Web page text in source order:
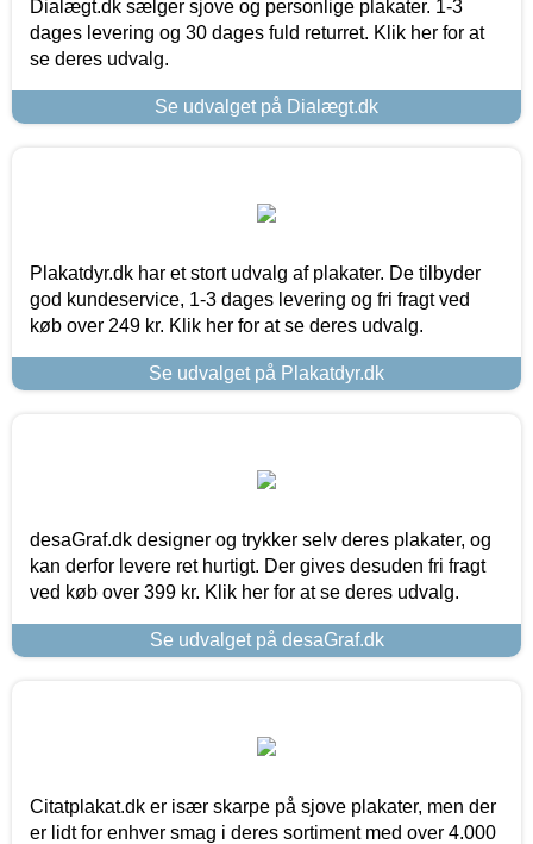
Dialægt.dk sælger sjove og personlige plakater. 1-3
dages levering og 30 dages fuld returret. Klik her for at
se deres udvalg.
Se udvalget på Dialægt.dk
Plakatdyr.dk har et stort udvalg af plakater. De tilbyder
god kundeservice, 1-3 dages levering og fri fragt ved
køb over 249 kr. Klik her for at se deres udvalg.
Se udvalget på Plakatdyr.dk
desaGraf.dk designer og trykker selv deres plakater, og
kan derfor levere ret hurtigt. Der gives desuden fri fragt
ved køb over 399 kr. Klik her for at se deres udvalg.
Se udvalget på desaGraf.dk
Citatplakat.dk er især skarpe på sjove plakater, men der
er lidt for enhver smag i deres sortiment med over 4.000